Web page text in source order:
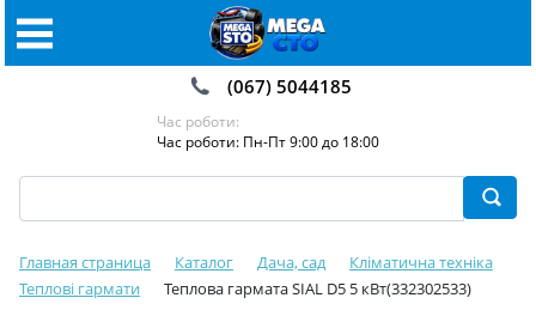
(067) 5044185
Час роботи:
Час роботи: Пн-Пт 9:00 до 18:00
Главная страница Каталог Дача, сад
Кліматична техніка
Теплові гармати
Теплова гармата SIAL D5 5 кВт(332302533)